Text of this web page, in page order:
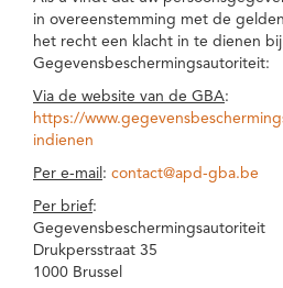
in overeenstemming met de
het recht een klacht in te dienen
Gegevensbeschermingsautoriteit:
Via de website van de GBA:
https://
indienen
Per e-mail : contact@apd-gba.be
Per brief:
Gegevensbeschermingsautoriteit
Drukpersstraat 35
1000 Brussel